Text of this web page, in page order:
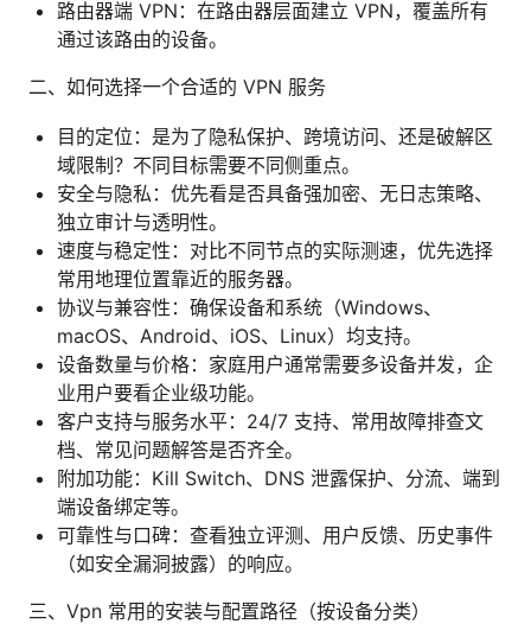
路由器端 VPN：在路由器层面建立 VPN，覆盖所有
通过该路由的设备。
二、如何选择一个合适的 VPN 服务
目的定位：是为了隐私保护、跨境访问、还是破解区
域限制？不同目标需要不同侧重点。
安全与隐私：优先看是否具备强加密、无日志策略、
独立审计与透明性。
速度与稳定性：对比不同节点的实际测速，优先选择
常用地理位置靠近的服务器。
协议与兼容性：确保设备和系统（Windows、
macOS、Android、iOS、Linux）均支持。
设备数量与价格：家庭用户通常需要多设备并发，企
业用户要看企业级功能。
客户支持与服务水平：24/7 支持、常用故障排查文
档、常见问题解答是否齐全。
附加功能：Kill Switch、DNS 泄露保护、分流、端到
端设备绑定等。
可靠性与口碑：查看独立评测、用户反馈、历史事件
（如安全漏洞披露）的响应。
三、Vpn 常用的安装与配置路径（按设备分类）